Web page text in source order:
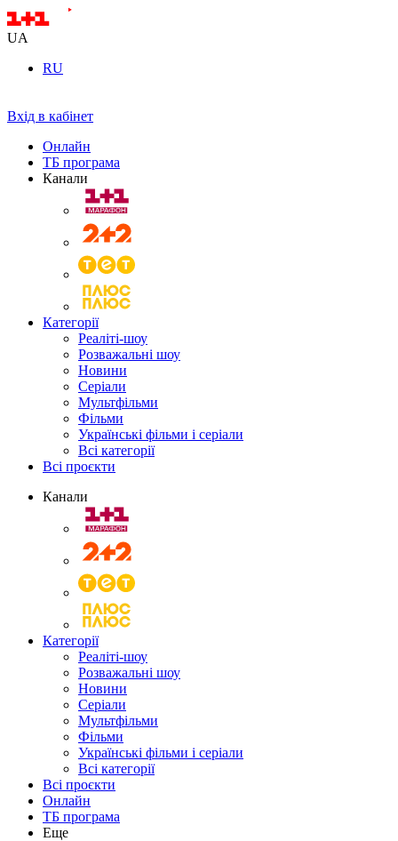
UA
RU
Вхід в кабінет
Онлайн
ТБ програма
Канали
Категорії
Реаліті-шоу
Розважальні шоу
Новини
Серіали
Мультфільми
Фільми
Українські фільми і серіали
Всі категорії
Всі проєкти
Канали
Категорії
Реаліті-шоу
Розважальні шоу
Новини
Серіали
Мультфільми
Фільми
Українські фільми і серіали
Всі категорії
Всі проєкти
Онлайн
ТБ програма
Еще